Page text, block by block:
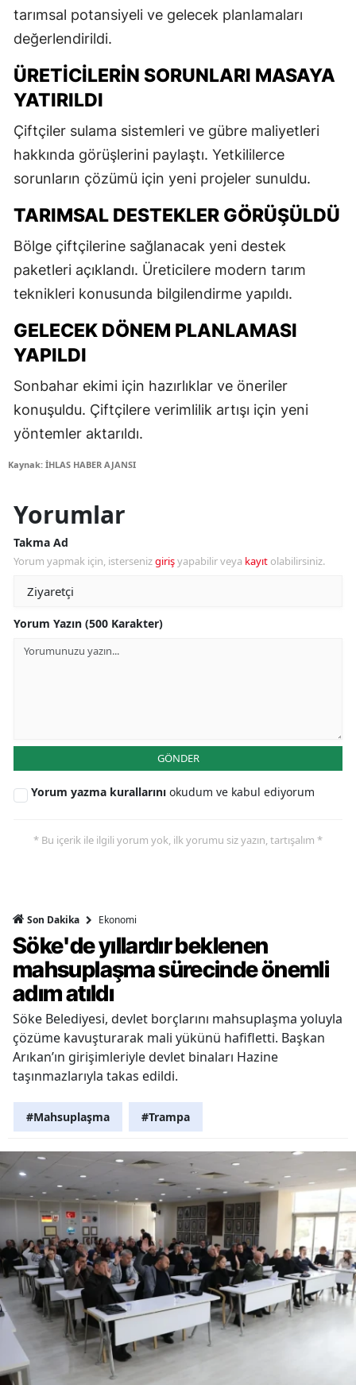
tarımsal potansiyeli ve gelecek planlamaları
değerlendirildi.
ÜRETICILERIN SORUNLARI MASAYA
YATIRILDI
Çiftçiler sulama sistemleri ve gübre maliyetleri
hakkında görüşlerini paylaştı. Yetkililerce
sorunların çözümü için yeni projeler sunuldu.
TARIMSAL DESTEKLER GÖRÜŞÜLDÜ
Bölge çiftçilerine sağlanacak yeni destek
paketleri açıklandı. Üreticilere modern tarım
teknikleri konusunda bilgilendirme yapıldı.
GELECEK DÖNEM PLANLAMASI
YAPILDI
Sonbahar ekimi için hazırlıklar ve öneriler
konuşuldu. Çiftçilere verimlilik artışı için yeni
yöntemler aktarıldı.
Kaynak: İHLAS HABER AJANSI
Yorumlar
Takma Ad
Yorum yapmak için, istersenizgirişyapabilir veya kayıt olabilirsiniz.
Yorum Yazın (500 Karakter)
GÖNDER
Yorum yazma kurallarını okudum ve kabul ediyorum
* Bu içerik ile ilgili yorum yok, ilk yorumu siz yazın, tartışalım *
Son Dakika Ekonomi
Söke'de yıllardır beklenen
mahsuplaşma sürecinde önemli
adım atıldı
Söke Belediyesi, devlet borçlarını mahsuplaşma yoluyla
çözüme kavuşturarak mali yükünü hafifletti. Başkan
Arıkan’ın girişimleriyle devlet binaları Hazine
taşınmazlarıyla takas edildi.
#Mahsuplaşma #Trampa